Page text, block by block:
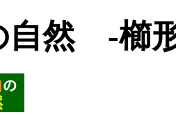
自然 -櫛